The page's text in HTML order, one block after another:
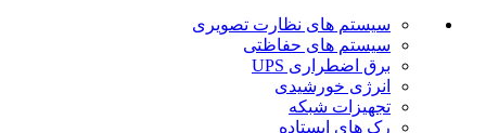
سیستم های نظارت تصویری
سیستم های حفاظتی
برق اضطراری UPS
انرژی خورشیدی
تجهیزات شبکه
رک های ایستاده